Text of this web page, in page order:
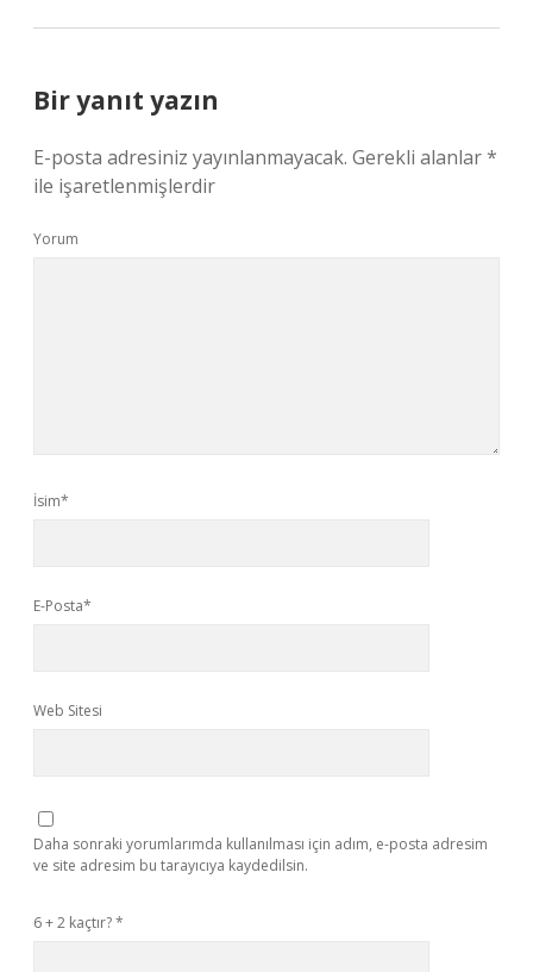
Bir yanıt yazın
E-posta adresiniz yayınlanmayacak. Gerekli alanlar*
ile işaretlenmişlerdir
Yorum
İsim*
E-Posta*
Web Sitesi
Daha sonraki yorumlarımda kullanılması için adım, e-posta adresim
ve site adresim bu tarayıcıya kaydedilsin.
6 + 2 kaçtır?*